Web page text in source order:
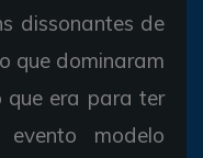
dissonantes de
que dominaram
que era para ter
evento modelo